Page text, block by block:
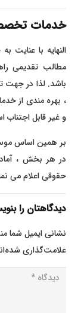
خدمات
النهایه با
مطالب تقدیمی
باشد. لذا در جهت
، بهره مندی از
و غیر قابل
بر همین اساس
در هر بخش ،
حقوقی اعلام می
دیدگاهتان را
نشانی ایمیل شما
علامت‌گذاری